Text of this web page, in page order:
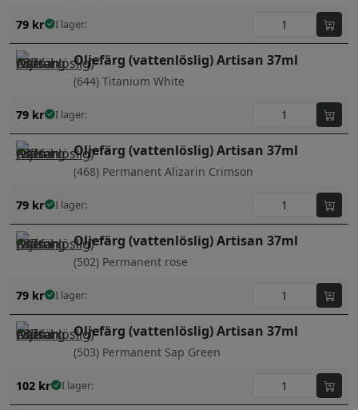
79 kr I lager:
Oljefärg (vattenlöslig) Artisan 37ml
(644) Titanium White
79 kr I lager:
Oljefärg (vattenlöslig) Artisan 37ml
(468) Permanent Alizarin Crimson
79 kr I lager:
Oljefärg (vattenlöslig) Artisan 37ml
(502) Permanent rose
79 kr I lager:
Oljefärg (vattenlöslig) Artisan 37ml
(503) Permanent Sap Green
102 kr I lager: